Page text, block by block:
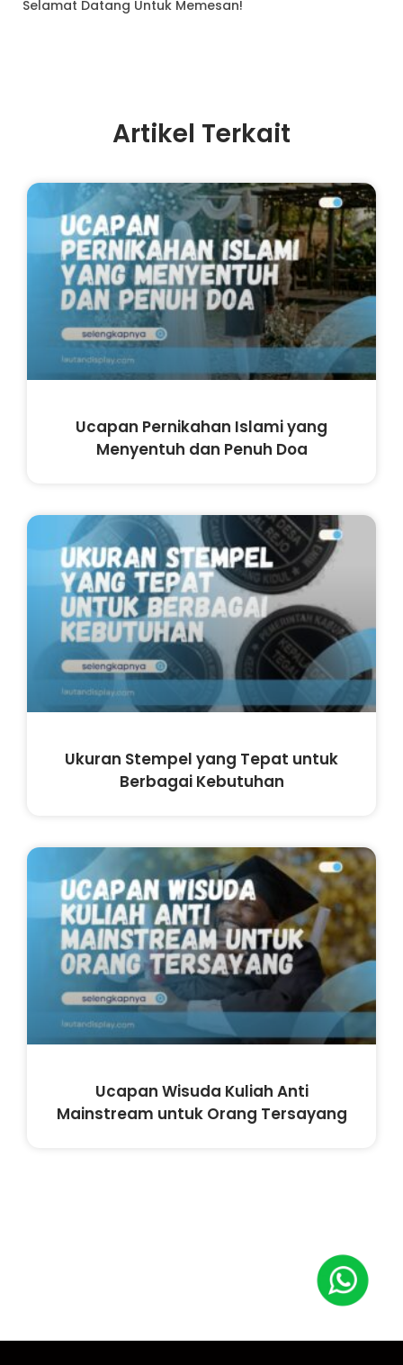
Selamat Datang Untuk Memesan!
Artikel Terkait
Ucapan Pernikahan Islami yang
Menyentuh dan Penuh Doa
Ukuran Stempel yang Tepat untuk
Berbagai Kebutuhan
Ucapan Wisuda Kuliah Anti
Mainstream untuk Orang Tersayang